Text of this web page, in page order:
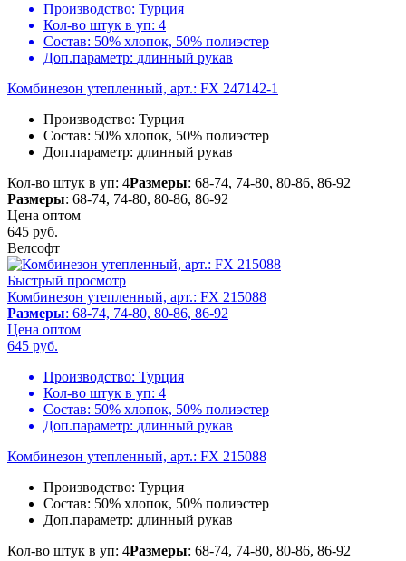
Производство: Турция
Кол-во штук в уп: 4
Состав: 50% хлопок, 50% полиэстер
Доп.параметр: длинный рукав
Комбинезон утепленный, арт.: FX 247142-1
Производство: Турция
Состав: 50% хлопок, 50% полиэстер
Доп.параметр: длинный рукав
Кол-во штук в уп: 4Размеры: 68-74, 74-80, 80-86, 86-92
Размеры: 68-74, 74-80, 80-86, 86-92
Цена оптом
645 руб.
Велсофт
Быстрый просмотр
Комбинезон утепленный, арт.: FX 215088
Размеры: 68-74, 74-80, 80-86, 86-92
Цена оптом
645 руб.
Производство: Турция
Кол-во штук в уп: 4
Состав: 50% хлопок, 50% полиэстер
Доп.параметр: длинный рукав
Комбинезон утепленный, арт.: FX 215088
Производство: Турция
Состав: 50% хлопок, 50% полиэстер
Доп.параметр: длинный рукав
Кол-во штук в уп: 4Размеры: 68-74, 74-80, 80-86, 86-92